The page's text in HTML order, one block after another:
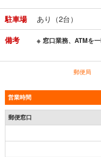
駐車場 あり（2台）
備考 ※ 窓口業務、ATMを
郵便局
営業時間
郵便窓口